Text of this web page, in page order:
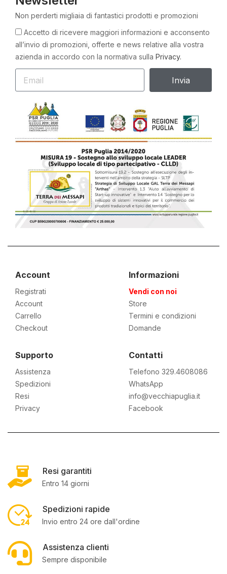
Non perderti migliaia di fantastici prodotti e promozioni
Accetto di ricevere maggiori informazioni e acconsento
all’invio di promozioni, offerte e news relative alla vostra
azienda in accordo con la normativa sulla Privacy.
Invia
Account
Registrati
Account
Carrello
Checkout
Informazioni
Vendi con noi
Store
Termini e condizioni
Domande
Supporto
Assistenza
Spedizioni
Resi
Privacy
Contatti
Telefono 329.4608086
WhatsApp
info@vecchiapuglia.it
Facebook
Resi garantiti
Entro 14 giorni
Spedizioni rapide
Invio entro 24 ore dall'ordine
Assistenza clienti
Sempre disponibile